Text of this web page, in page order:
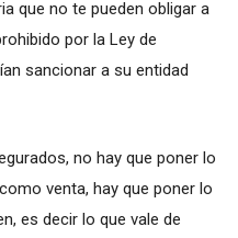
que no te pueden obligar a
por la Ley de
sancionar a su entidad
no hay que poner lo
venta, hay que poner lo
es decir lo que vale de